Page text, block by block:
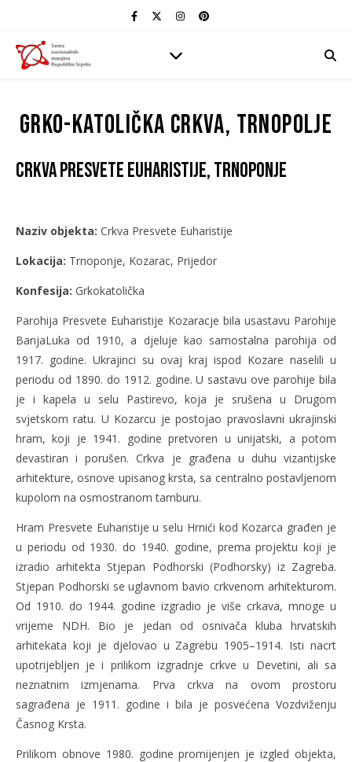
Grko-katolička crkva, Trnopolje
Crkva Presvete Euharistije, Trnoponje
Naziv objekta: Crkva Presvete Euharistije
Lokacija: Trnoponje, Kozarac, Prijedor
Konfesija: Grkokatolička
Parohija Presvete Euharistije Kozaracje bila usastavu Parohije
BanjaLuka od 1910, a djeluje kao samostalna parohija od
1917. godine. Ukrajinci su ovaj kraj ispod Kozare naselili u
periodu od 1890. do 1912. godine. U sastavu ove parohije bila
je i kapela u selu Pastirevo, koja je srušena u Drugom
svjetskom ratu. U Kozarcu je postojao pravoslavni ukrajinski
hram, koji je 1941. godine pretvoren u unijatski, a potom
devastiran i porušen. Crkva je građena u duhu vizantijske
arhitekture, osnove upisanog krsta, sa centralno postavljenom
kupolom na osmostranom tamburu.
Hram Presvete Euharistije u selu Hrnići kod Kozarca građen je
u periodu od 1930. do 1940. godine, prema projektu koji je
izradio arhitekta Stjepan Podhorski (Podhorsky) iz Zagreba.
Stjepan Podhorski se uglavnom bavio crkvenom arhitekturom.
Od 1910. do 1944. godine izgradio je više crkava, mnoge u
vrijeme NDH. Bio je jedan od osnivača kluba hrvatskih
arhitekata koji je djelovao u Zagrebu 1905–1914. Isti nacrt
upotrijebljen je i prilikom izgradnje crkve u Devetini, ali sa
neznatnim izmjenama. Prva crkva na ovom prostoru
sagrađena je 1911. godine i bila je posvećena Vozdviženju
Časnog Krsta.
Prilikom obnove 1980. godine promijenjen je izgled objekta,